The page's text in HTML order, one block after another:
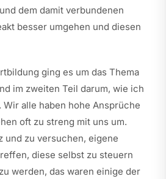
dem damit verbundenen
besser umgehen und diesen
ging es um das Thema
im zweiten Teil darum, wie ich
alle haben hohe Ansprüche
oft zu streng mit uns um.
und zu versuchen, eigene
diese selbst zu steuern
werden, das waren einige der